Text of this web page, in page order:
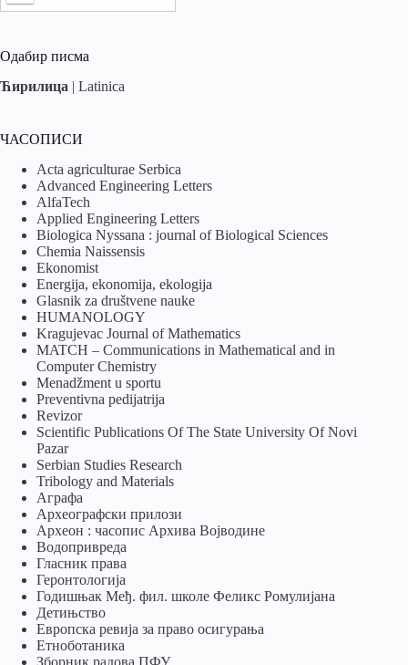
Одабир писма
Ћирилица | Latinica
ЧАСОПИСИ
Acta agriculturae Serbica
Advanced Engineering Letters
AlfaTech
Applied Engineering Letters
Biologica Nyssana : journal of Biological Sciences
Chemia Naissensis
Ekonomist
Energija, ekonomija, ekologija
Glasnik za društvene nauke
HUMANOLOGY
Kragujevac Journal of Mathematics
MATCH – Communications in Mathematical and in
Computer Chemistry
Menadžment u sportu
Preventivna pedijatrija
Revizor
Scientific Publications Of The State University Of Novi
Pazar
Serbian Studies Research
Tribology and Materials
Аграфа
Археографски прилози
Археон : часопис Архива Војводине
Водопривреда
Гласник права
Геронтологија
Годишњак Међ. фил. школе Феликс Ромулијана
Детињство
Европска ревија за право осигурања
Eтноботаника
Зборник радова ПФУ